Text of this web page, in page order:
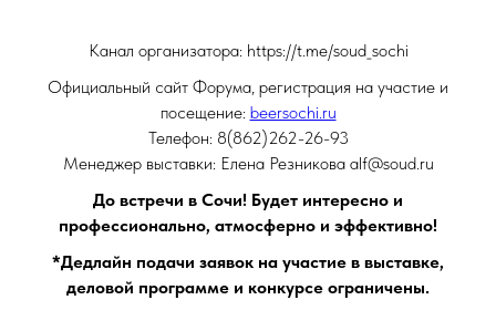
Канал организатора: https://t.me/soud_sochi
Официальный сайт Форума, регистрация на участие и
посещение: beersochi.ru
Телефон: 8(862)262-26-93
Менеджер выставки: Елена Резникова alf@soud.ru
До встречи в Сочи! Будет интересно и
профессионально, атмосферно и эффективно!
*Дедлайн подачи заявок на участие в выставке,
деловой программе и конкурсе ограничены.